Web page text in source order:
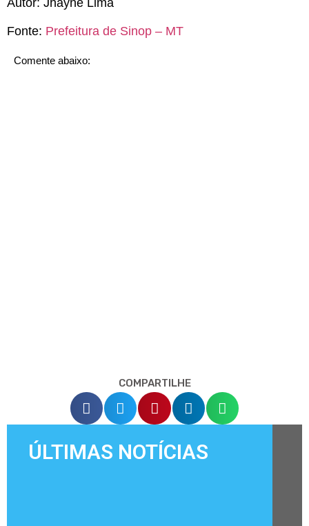
Fonte: Prefeitura de Sinop – MT
Comente abaixo:
COMPARTILHE
ÚLTIMAS NOTÍCIAS